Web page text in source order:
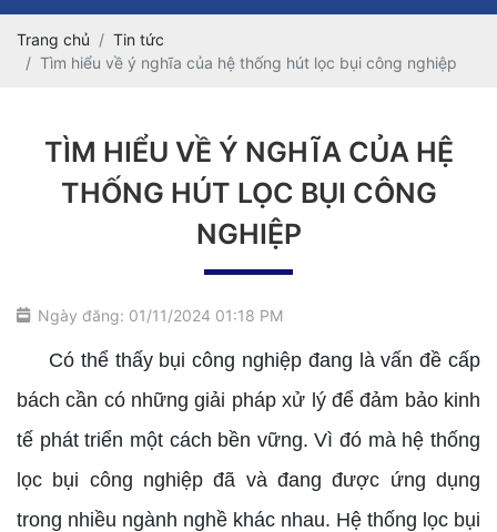
Trang chủ
Tin tức
Tìm hiểu về ý nghĩa của hệ thống hút lọc bụi công nghiệp
TÌM HIỂU VỀ Ý NGHĨA CỦA HỆ
THỐNG HÚT LỌC BỤI CÔNG
NGHIỆP
Ngày đăng: 01/11/2024 01:18 PM
Có thể thấy bụi công nghiệp đang là vấn đề cấp
bách cần có những giải pháp xử lý để đảm bảo kinh
tế phát triển một cách bền vững. Vì đó mà hệ thống
lọc bụi công nghiệp đã và đang được ứng dụng
trong nhiều ngành nghề khác nhau. Hệ thống lọc bụi